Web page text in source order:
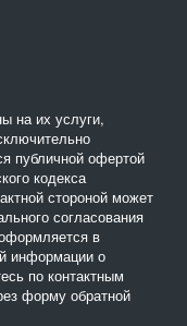
на их услуги,
публичной офертой
кодекса
стороной может
согласования
в
информации о
по контактным
форму обратной